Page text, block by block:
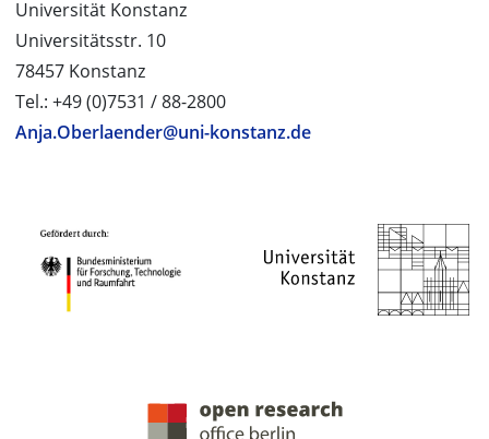
Universität Konstanz
Universitätsstr. 10
78457 Konstanz
Tel.: +49 (0)7531 / 88-2800
Anja.Oberlaender@uni-konstanz.de